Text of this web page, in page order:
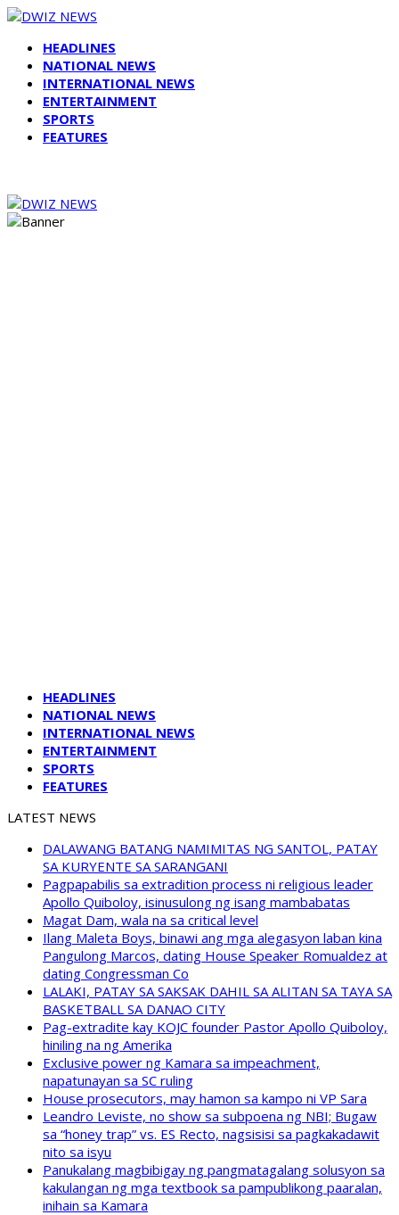
HEADLINES
NATIONAL NEWS
INTERNATIONAL NEWS
ENTERTAINMENT
SPORTS
FEATURES
HEADLINES
NATIONAL NEWS
INTERNATIONAL NEWS
ENTERTAINMENT
SPORTS
FEATURES
LATEST NEWS
DALAWANG BATANG NAMIMITAS NG SANTOL, PATAY
SA KURYENTE SA SARANGANI
Pagpapabilis sa extradition process ni religious leader
Apollo Quiboloy, isinusulong ng isang mambabatas
Magat Dam, wala na sa critical level
Ilang Maleta Boys, binawi ang mga alegasyon laban kina
Pangulong Marcos, dating House Speaker Romualdez at
dating Congressman Co
LALAKI, PATAY SA SAKSAK DAHIL SA ALITAN SA TAYA SA
BASKETBALL SA DANAO CITY
Pag-extradite kay KOJC founder Pastor Apollo Quiboloy,
hiniling na ng Amerika
Exclusive power ng Kamara sa impeachment,
napatunayan sa SC ruling
House prosecutors, may hamon sa kampo ni VP Sara
Leandro Leviste, no show sa subpoena ng NBI; Bugaw
sa “honey trap” vs. ES Recto, nagsisisi sa pagkakadawit
nito sa isyu
Panukalang magbibigay ng pangmatagalang solusyon sa
kakulangan ng mga textbook sa pampublikong paaralan,
inihain sa Kamara